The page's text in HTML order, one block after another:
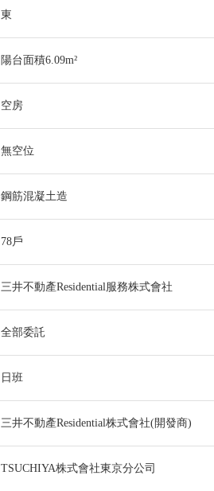
東
陽台面積6.09m²
空房
無空位
鋼筋混凝土造
78戶
三井不動產Residential服務株式會社
全部委託
日班
三井不動產Residential株式會社(開發商)
TSUCHIYA株式會社東京分公司